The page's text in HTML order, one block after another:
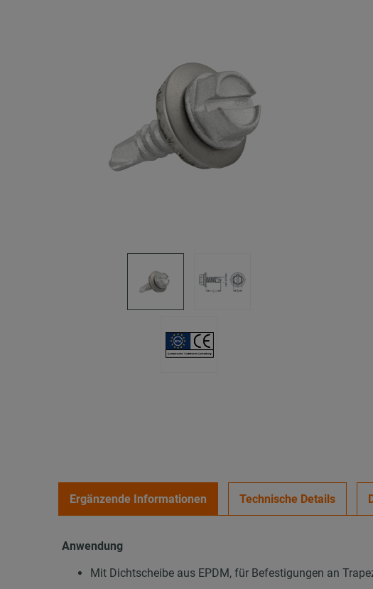
Ergänzende Informationen Technische Details
Anwendung
Mit Dichtscheibe aus EPDM, für Befestigungen an